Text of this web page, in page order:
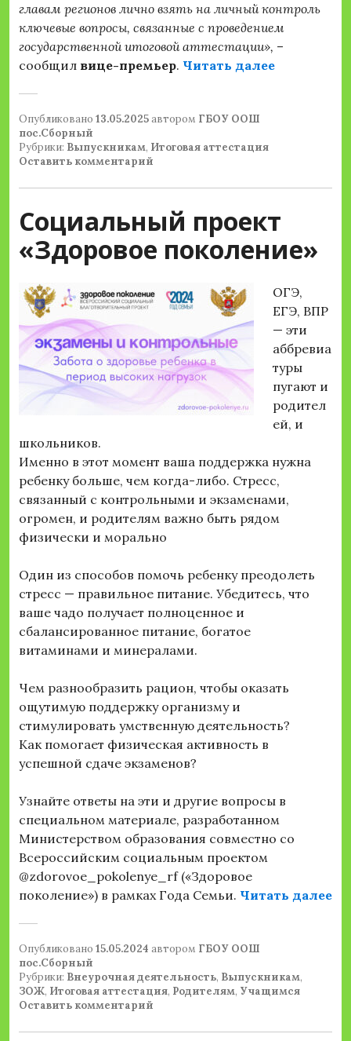
главам регионов лично взять на личный контроль
ключевые вопросы, связанные с проведением
государственной итоговой аттестации», –
сообщил вице-премьер. Читать далее«Дмитрий
Опубликовано 13.05.2025автором ГБОУ ООШ
пос.Сборный
Рубрики: Выпускникам, Итоговая аттестация
Оставить комментарий
Социальный проект
«Здоровое поколение»
ОГЭ,
ЕГЭ, ВПР
— эти
аббревиа
туры
пугают и
родител
ей, и
школьников.
Именно в этот момент ваша поддержка нужна
ребенку больше, чем когда-либо. Стресс,
связанный с контрольными и экзаменами,
огромен, и родителям важно быть рядом
физически и морально
Один из способов помочь ребенку преодолеть
стресс — правильное питание. Убедитесь, что
ваше чадо получает полноценное и
сбалансированное питание, богатое
витаминами и минералами.
Чем разнообразить рацион, чтобы оказать
ощутимую поддержку организму и
стимулировать умственную деятельность?
Как помогает физическая активность в
успешной сдаче экзаменов?
Узнайте ответы на эти и другие вопросы в
специальном материале, разработанном
Министерством образования совместно со
Всероссийским социальным проектом
@zdorovoe_pokolenye_rf («Здоровое
поколение») в рамках Года Семьи. Читать далее
Опубликовано 15.05.2024 автором ГБОУ ООШ
пос.Сборный
Рубрики: Внеурочная деятельность, Выпускникам,
ЗОЖ, Итоговая аттестация, Родителям, Учащимся
Оставить комментарий